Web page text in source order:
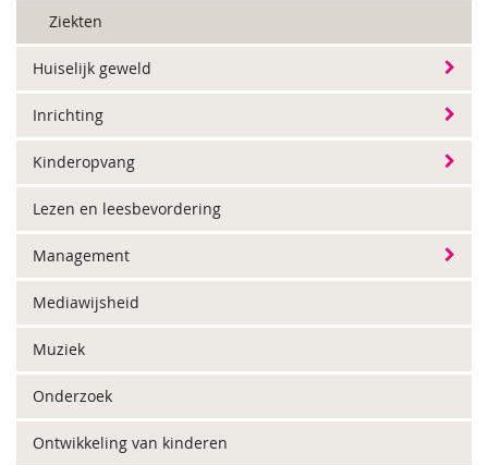
Ziekten
Huiselijk geweld
Inrichting
Kinderopvang
Lezen en leesbevordering
Management
Mediawijsheid
Muziek
Onderzoek
Ontwikkeling van kinderen